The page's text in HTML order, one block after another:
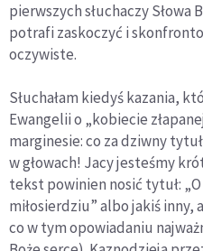
pierwszych słuchaczy Słowa
potrafi zaskoczyć i
oczywiste.
Słuchałam kiedyś kazania,
Ewangelii o „kobiecie
marginesie: co za dziwny
w głowach! Jacy jesteśmy
tekst powinien nosić tytuł:
miłosierdziu” albo jakiś
co w tym opowiadaniu